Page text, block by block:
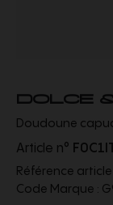
DOLCE
Doudoune
Article n°
Référence article
Code Marque :